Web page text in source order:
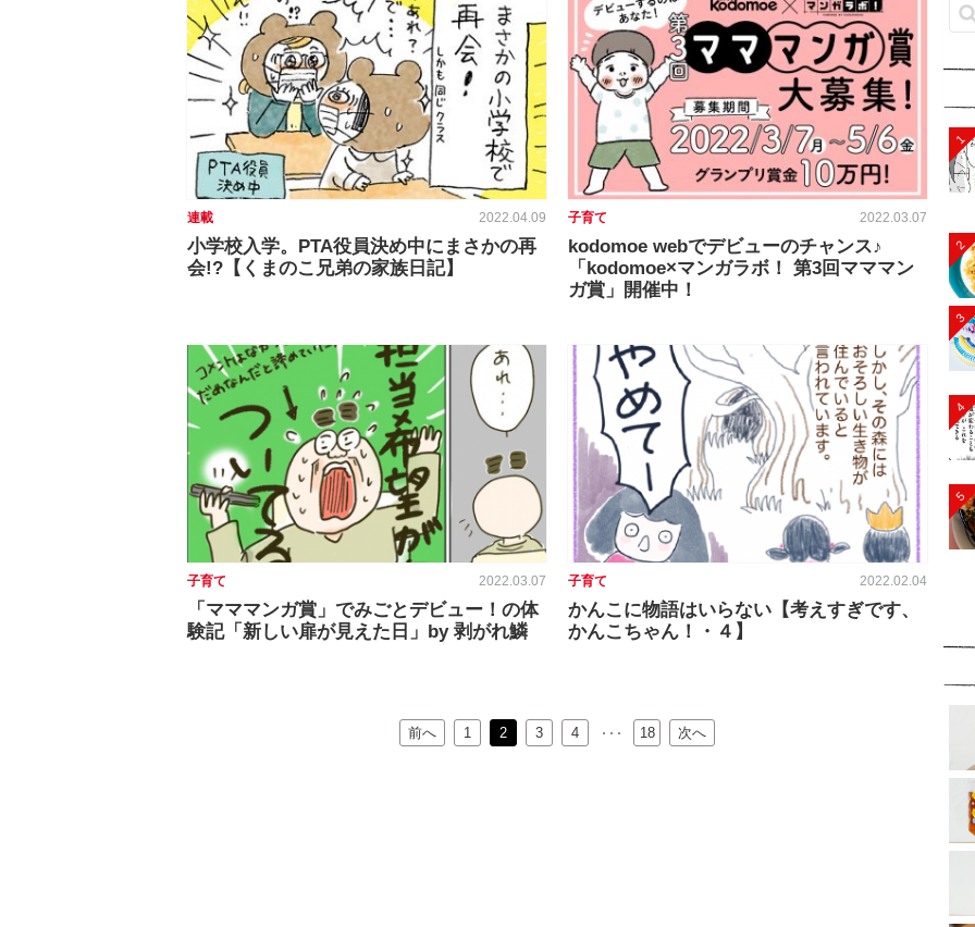
連載 2022.04.09
小学校入学。PTA役員決め中にまさかの再
会!?【くまのこ兄弟の家族日記】
子育て 2022.03.07
kodomoe webでデビューのチャンス♪
「kodomoe×マンガラボ！ 第3回マママン
ガ賞」開催中！
子育て 2022.03.07
「マママンガ賞」でみごとデビュー！の体
験記「新しい扉が見えた日」by 剥がれ鱗
子育て 2022.02.04
かんこに物語はいらない【考えすぎです、
かんこちゃん！・４】
前へ 1 2 3 4 18 次へ
1
2
3
4
5